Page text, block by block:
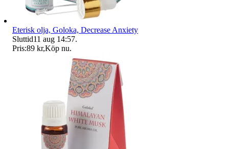
Eterisk olja, Goloka, Decrease Anxiety
Sluttid11 aug 14:57.
Pris:89 kr,Köp nu.